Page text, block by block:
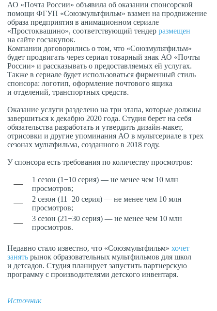
АО «Почта России» объявила об оказании спонсорской
помощи ФГУП «Союзмультфильм» взамен на продвижение
образа предприятия в анимационном сериале
«Простоквашино», соответствующий тендер размещен
на сайте госзакупок.
Компании договорились о том, что «Союзмультфильм»
будет продвигать через сериал товарный знак АО «Почты
России» и рассказывать о предоставляемых ей услугах.
Также в сериале будет использоваться фирменный стиль
спонсора: логотип, оформление почтового ящика
и отделений, транспортных средств.
Оказание услуги разделено на три этапа, которые должны
завершиться к декабрю 2020 года. Студия берет на себя
обязательства разработать и утвердить дизайн-макет,
отрисовки и другие упоминания АО в мультсериале в трех
сезонах мультфильма, созданного в 2018 году.
У спонсора есть требования по количеству просмотров:
1 сезон (1−10 серия) — не менее чем 10 млн
просмотров;
2 сезон (11−20 серия) — не менее чем 10 млн
просмотров;
3 сезон (21−30 серия) — не менее чем 10 млн
просмотров.
Недавно стало известно, что «Союзмультфильм» хочет
занять рынок образовательных мультфильмов для школ
и детсадов. Студия планирует запустить партнерскую
программу с производителями детского инвентаря.
Источник